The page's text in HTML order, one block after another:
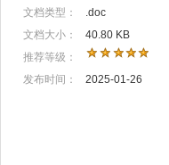
文档类型：
.doc
文档大小：
40.80 KB
推荐等级：
发布时间：
2025-01-26